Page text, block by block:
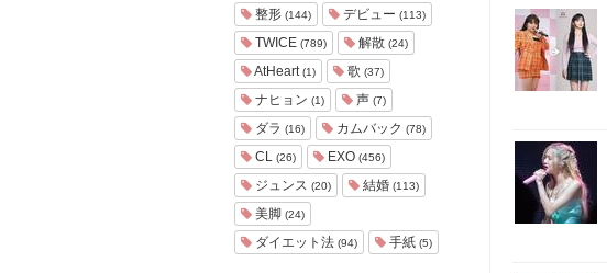
と
め
J
O
H
ジ
ョ
ア
整形 (144) デビュー (113)
TWICE (789) 解散 (24)
AtHeart(1) 歌 (37)
ナヒョン (1) 声 (7)
ダラ (16) カムバック (78)
CL (26) EXO (456)
ジュンス (20) 結婚 (113)
美脚 (24)
ダイエット法 (94) 手紙 (5)